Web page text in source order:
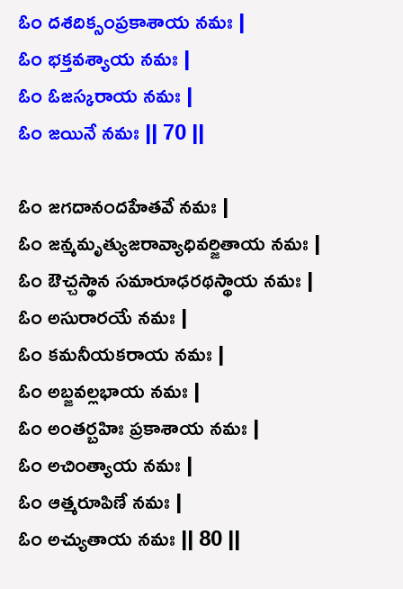
ఓం దశదిక్సంప్రకాశాయ నమః |
ఓం భక్తవశ్యాయ నమః |
ఓం ఓజస్కరాయ నమః |
ఓం జయినే నమః || 70 ||
ఓం జగదానందహేతవే నమః |
ఓం జన్మమృత్యుజరావ్యాధివర్జితాయ నమః |
ఓం ఔచ్చస్థాన సమారూఢరథస్థాయ నమః |
ఓం అసురారయే నమః |
ఓం కమనీయకరాయ నమః |
ఓం అబ్జవల్లభాయ నమః |
ఓం అంతర్బహిః ప్రకాశాయ నమః |
ఓం అచింత్యాయ నమః |
ఓం ఆత్మరూపిణే నమః |
ఓం అచ్యుతాయ నమః || 80 ||